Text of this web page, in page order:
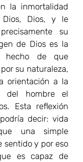
la inmortalidad
Dios, y le
su
de Dios es la
hecho de que
su naturaleza,
orientación a la
del hombre el
Esta reflexión
decir: vida
una simple
sentido y por eso
es capaz de